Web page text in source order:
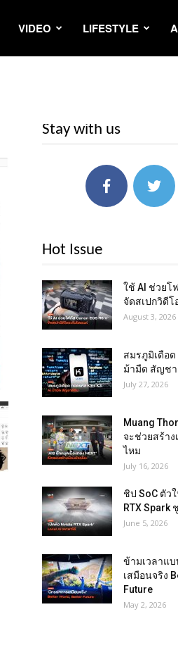
VIDEO LIFESTYLE
Stay with us
Hot Issue
ใช้ AI ช่วยโ
จัดสเปกวิดีโ
August 3, 2026
สมรภูมิเดือด
ม้ามืด สัญช
July 27, 2026
Muang
จะช่วยสร้าง
ไหม
July 16, 2026
ชิป SoC ตัว
RTX Spark
June 5, 2026
ข้ามเวลาแบ
เสมือนจริง
Future
May 2, 2026